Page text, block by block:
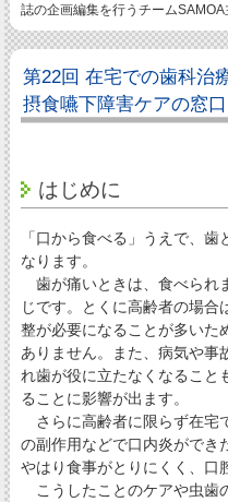
誌の企画編集を行うチームSAMOA
第22回 在宅での歯科治
摂食嚥下障害ケアの窓
はじめに
「口から食べる」うえで、
なります。
歯が痛いときは、食べられ
じです。とくに高齢者の場合
整が必要になることが多いた
ありません。また、病気や事
れ歯が役に立たなくなること
ることに影響が出ます。
さらに高齢者に限らず在宅
の副作用などで口内炎ができ
やはり食事がとりにくく、口
こうしたことのケアや虫歯